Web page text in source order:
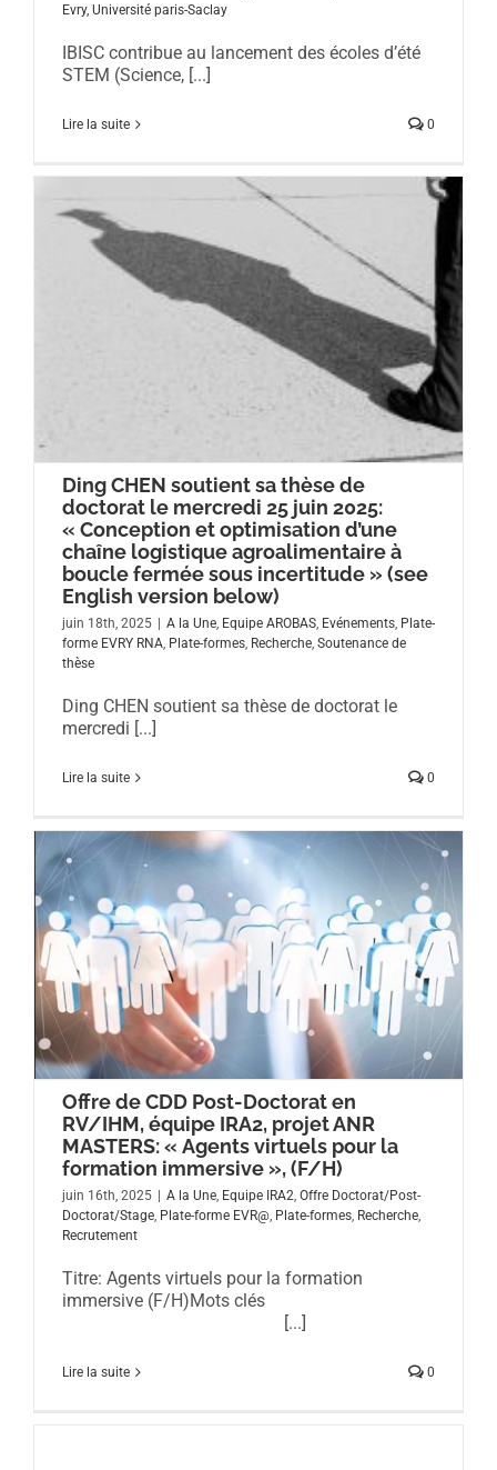
Evry, Université paris-Saclay
IBISC contribue au lancement des écoles d’été
STEM (Science, [...]
Lire la suite 0
Ding CHEN soutient sa thèse de
doctorat le mercredi 25 juin 2025:
« Conception et optimisation d’une
chaîne logistique agroalimentaire à
boucle fermée sous incertitude » (see
English version below)
juin 18th, 2025 | A la Une Equipe AROBAS Evénements Plate-
forme EVRY RNA Plate-formes Recherche Soutenance de
thèse
Ding CHEN soutient sa thèse de doctorat le
mercredi [...]
Lire la suite 0
Offre de CDD Post-Doctorat en
RV/IHM, équipe IRA2, projet ANR
MASTERS: « Agents virtuels pour la
formation immersive », (F/H)
juin 16th, 2025 A la Une, Equipe IRA2, Offre Doctorat/Post-
Doctorat/Stage, Plate-forme EVR@, Plate-formes, Recherche,
Recrutement
Titre: Agents virtuels pour la formation
immersive (F/H)Mots clés
[...]
Lire la suite 0